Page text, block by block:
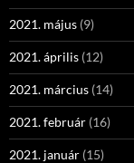
2021. május (9)
2021. április (12)
2021. március (14)
2021. február (16)
2021. január (15)